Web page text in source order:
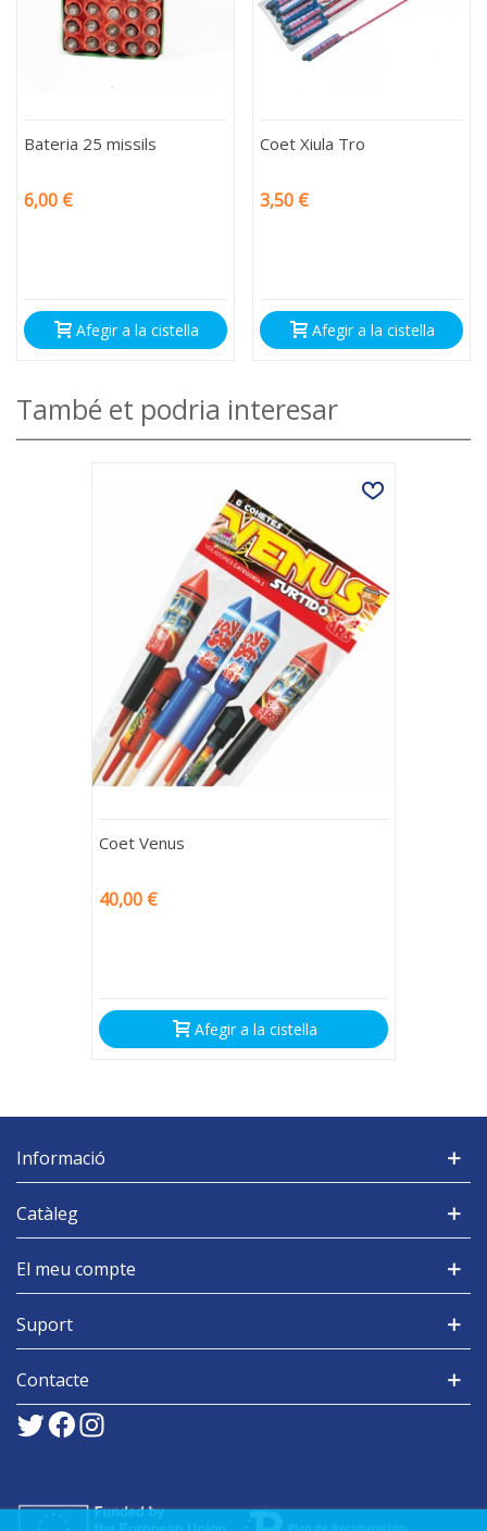
Bateria 25 missils
6,00 €
Afegir a la cistella
Coet Xiula Tro
3,50 €
Afegir a la cistella
També et podria interesar
Coet Venus
40,00 €
Afegir a la cistella
Informació
Catàleg
El meu compte
Suport
Contacte